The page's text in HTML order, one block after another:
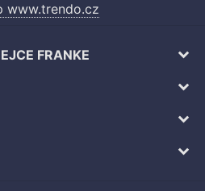
www.trendo.cz
FRANKE